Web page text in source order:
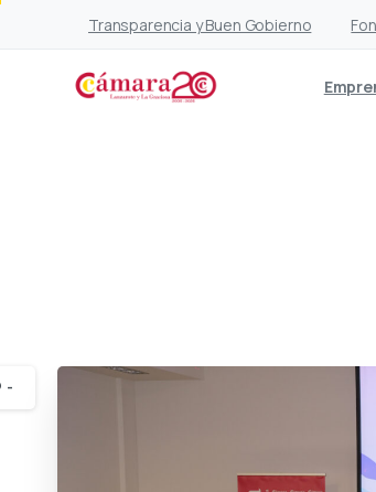
Transparencia y Buen Gobierno
-